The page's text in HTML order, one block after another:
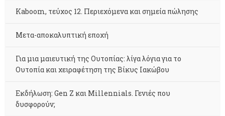
Kaboom, τεύχος 12. Περιεχόμενα και σημεία πώλησης
Μετα-αποκαλυπτική εποχή
Για μια μαιευτική της Ουτοπίας: λίγα λόγια για το
Ουτοπία και χειραφέτηση της Βίκυς Ιακώβου
Εκδήλωση: Gen Z και Millennials. Γενιές που
δυσφορούν;